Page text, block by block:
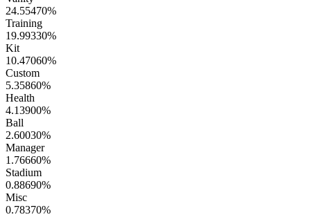
24.55470%
Training
19.99330%
Kit
10.47060%
Custom
5.35860%
Health
4.13900%
Ball
2.60030%
Manager
1.76660%
Stadium
0.88690%
Misc
0.78370%